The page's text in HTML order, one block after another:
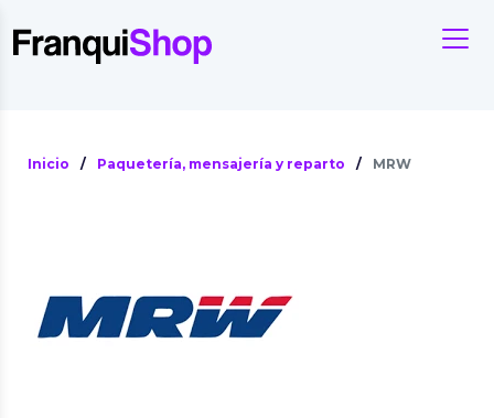
Inicio / Paquetería, mensajería y reparto / MRW